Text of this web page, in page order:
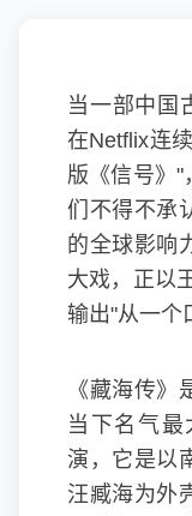
当一部中国
在Netflix连
版《信号》"
们不得不承
的全球影响
大戏，正以
输出"从一个
《藏海传》
当下名气
演，它是以
汪臧海为外